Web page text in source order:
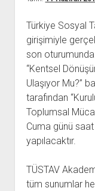
BARIŞ
Türkiye Sosyal
girişimiyle
son
“Kentsel
Ulaşıyor Mu?”
tarafından
Toplumsal
Cuma günü
yapılacaktır.
TÜSTAV
tüm sunumlar